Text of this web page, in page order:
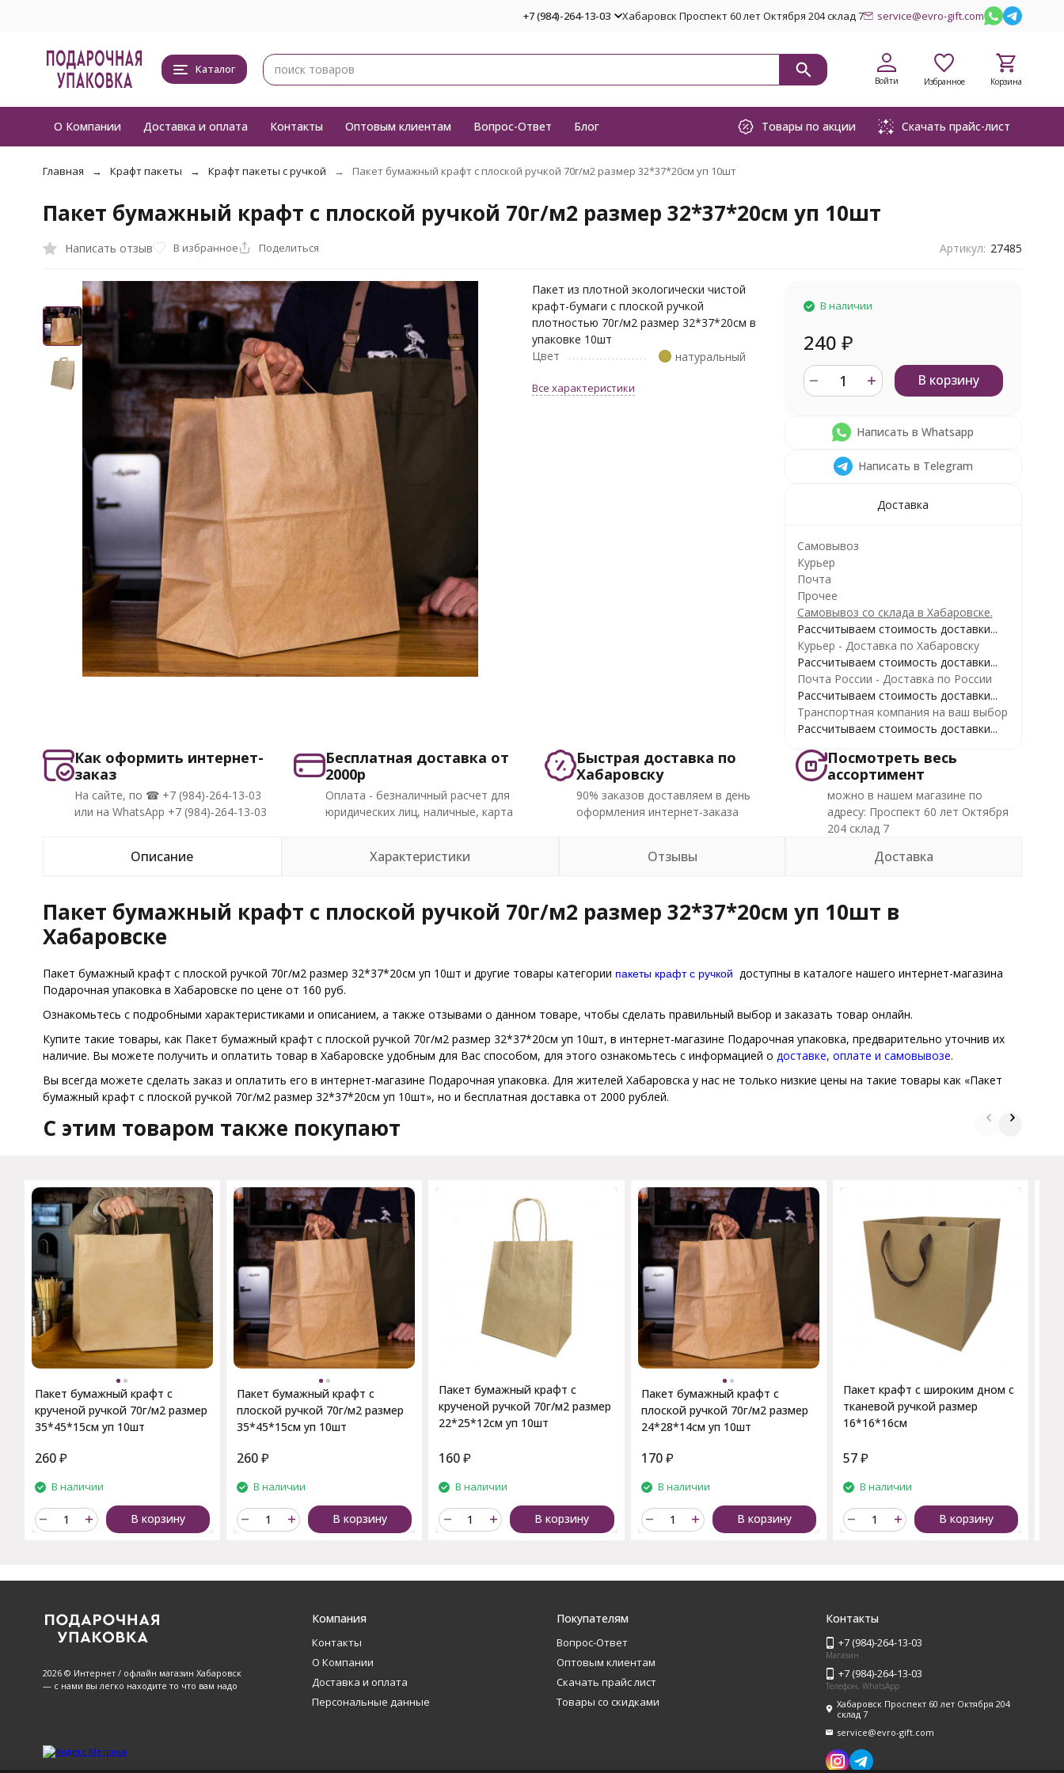
+7 (984)-264-13-03 Хабаровск Проспект 60 лет Октября 204 склад 7 service@evro-gift.com
Каталог
Войти Избранное Корзина
О Компании Доставка и оплата Контакты Оптовым клиентам Вопрос-Ответ Блог Товары по акции Скачать прайс-лист
Главная Крафт пакеты Крафт пакеты с ручкой Пакет бумажный крафт с плоской ручкой 70г/м2 размер 32*37*20см уп 10шт
Пакет бумажный крафт с плоской ручкой 70г/м2 размер 32*37*20см уп 10шт
Написать отзыв В избранное Поделиться Артикул: 27485
Пакет из плотной экологически чистой
крафт-бумаги с плоской ручкой
плотностью 70г/м2 размер 32*37*20см в
упаковке 10шт
Цвет
натуральный
Все характеристики
В наличии
240 ₽
В корзину
Написать в Whatsapp
Написать в Telegram
Доставка
Самовывоз
Курьер
Почта
Прочее
Самовывоз со склада в Хабаровске.
Рассчитываем стоимость доставки...
Курьер - Доставка по Хабаровску
Рассчитываем стоимость доставки...
Почта России - Доставка по России
Рассчитываем стоимость доставки...
Транспортная компания на ваш выбор
Рассчитываем стоимость доставки...
Как оформить интернет-
заказ
На сайте, по ☎ +7 (984)-264-13-03
или на WhatsApp +7 (984)-264-13-03
Бесплатная доставка от
2000р
Оплата - безналичный расчет для
юридических лиц, наличные, карта
Быстрая доставка по
Хабаровску
90% заказов доставляем в день
оформления интернет-заказа
Посмотреть весь
ассортимент
можно в нашем магазине по
адресу: Проспект 60 лет Октября
204 склад 7
Описание Характеристики Отзывы Доставка
Пакет бумажный крафт с плоской ручкой 70г/м2 размер 32*37*20см уп 10шт в
Хабаровске
Пакет бумажный крафт с плоской ручкой 70г/м2 размер 32*37*20см уп 10шт и другие товары категории пакеты крафт с ручкой доступны в каталоге нашего интернет-магазина
Подарочная упаковка в Хабаровске по цене от 160 руб.
Ознакомьтесь с подробными характеристиками и описанием, а также отзывами о данном товаре, чтобы сделать правильный выбор и заказать товар онлайн.
Купите такие товары, как Пакет бумажный крафт с плоской ручкой 70г/м2 размер 32*37*20см уп 10шт, в интернет-магазине Подарочная упаковка, предварительно уточнив их
наличие. Вы можете получить и оплатить товар в Хабаровске удобным для Вас способом, для этого ознакомьтесь с информацией о доставке, оплате и самовывозе.
Вы всегда можете сделать заказ и оплатить его в интернет-магазине Подарочная упаковка. Для жителей Хабаровска у нас не только низкие цены на такие товары как «Пакет
бумажный крафт с плоской ручкой 70г/м2 размер 32*37*20см уп 10шт», но и бесплатная доставка от 2000 рублей.
C этим товаром также покупают
Пакет бумажный крафт с
крученой ручкой 70г/м2 размер
35*45*15см уп 10шт
260 ₽
В наличии
В корзину
Пакет бумажный крафт с
плоской ручкой 70г/м2 размер
35*45*15см уп 10шт
260₽
В наличии
В корзину
Пакет бумажный крафт с
крученой ручкой 70г/м2 размер
22*25*12см уп 10шт
160₽
В наличии
В корзину
Пакет бумажный крафт с
плоской ручкой 70г/м2 размер
24*28*14см уп 10шт
170₽
В наличии
В корзину
Пакет крафт с широким дном с
тканевой ручкой размер
16*16*16см
57₽
В наличии
В корзину
2026 © Интернет / офлайн магазин Хабаровск
— с нами вы легко находите то что вам надо
Компания
Контакты
О Компании
Доставка и оплата
Персональные данные
Покупателям
Вопрос-Ответ
Оптовым клиентам
Скачать прайс лист
Товары со скидками
Контакты
+7 (984)-264-13-03
Магазин
+7 (984)-264-13-03
Телефон, WhatsApp
Хабаровск Проспект 60 лет Октября 204
склад 7
service@evro-gift.com